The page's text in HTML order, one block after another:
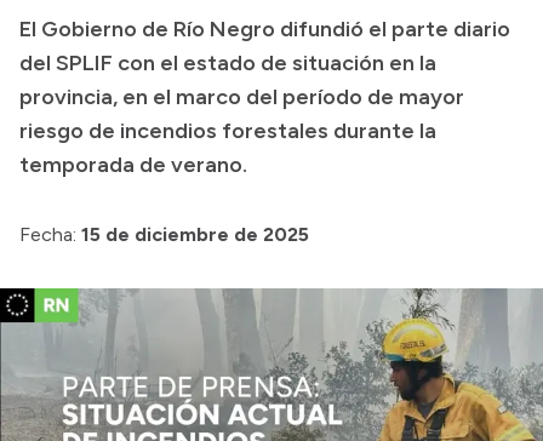
Boletín Oficial
Compras y licitaciones
Consulta de expedientes
Consulta de pago a proveedores
Intranet
Login
El Gobierno de Río Negro difundió el parte diario
del SPLIF con el estado de situación en la
provincia, en el marco del período de mayor
riesgo de incendios forestales durante la
temporada de verano.
Fecha: 15 de diciembre de 2025